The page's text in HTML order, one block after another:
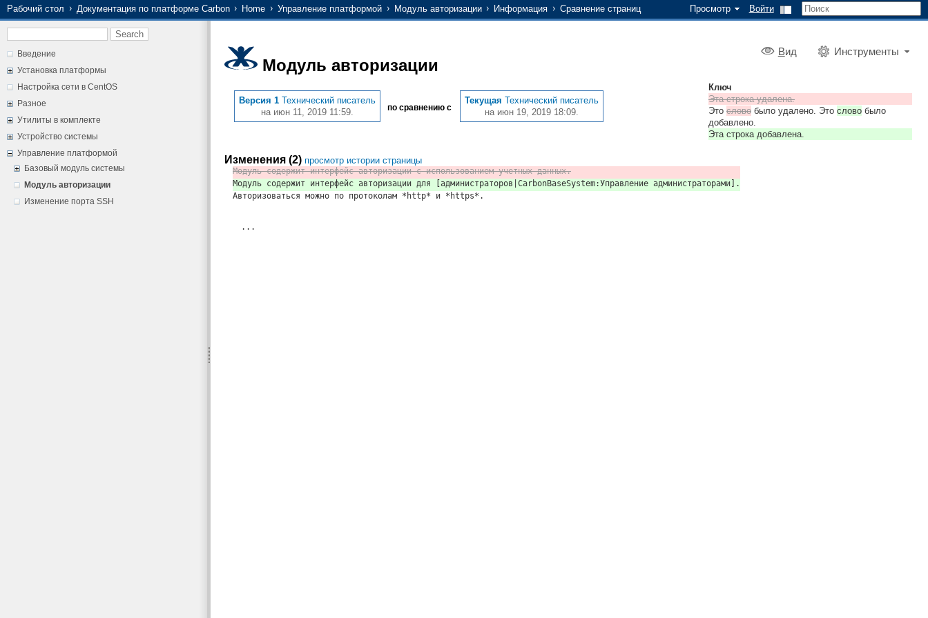
Просмотр Войти
Рабочий стол Документация по платформе Carbon Home Управление платформой Модуль авторизации Информация Сравнение страниц
Введение
Установка платформы
Настройка сети в CentOS
Разное
Утилиты в комплекте
Устройство системы
Управление платформой
Базовый модуль системы
Модуль авторизации
Изменение порта SSH
Вид Инструменты
Модуль авторизации
Версия 1 Технический писатель
на июн 11, 2019 11:59.
по сравнению с
Текущая Технический писатель
на июн 19, 2019 18:09.
Ключ
Эта строка удалена.
Это слово было удалено. Это слово было
добавлено.
Эта строка добавлена.
Изменения (2) просмотр истории страницы
Модуль содержит интерфейс авторизации с использованием учетных данных.
Модуль содержит интерфейс авторизации для [администраторов|CarbonBaseSystem:Управление администраторами].
Авторизоваться можно по протоколам *http* и *https*.
...